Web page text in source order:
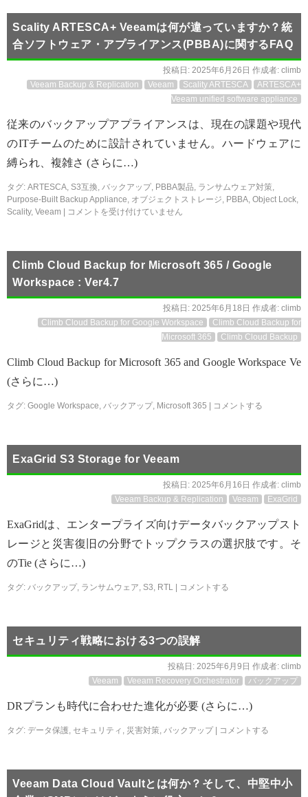
Scality ARTESCA+ Veeamは何が違っていますか？統
合ソフトウェア・アプライアンス(PBBA)に関するFAQ
投稿日: 2025年6月26日 作成者: climb
Veeam Backup & Replication
Veeam Scality ARTESCA
ARTESCA+
Veeam unified software appliance
従来のバックアップアプライアンスは、現在の課題や現代
のITチームのために設計されていません。ハードウェアに
縛られ、複雑さ (さらに…)
タグ: ARTESCA, S3互換, バックアップ, PBBA製品, ランサムウェア対策,
Purpose-Built Backup Appliance, オブジェクトストレージ, PBBA, Object Lock,
Scality, Veeam コメントを受け付けていません
Climb Cloud Backup for Microsoft 365 / Google
Workspace : Ver4.7
投稿日: 2025年6月18日 作成者: climb
Climb Cloud Backup for Google Workspace
Climb Cloud Backup for
Microsoft 365
Climb Cloud Backup
Climb Cloud Backup for Microsoft 365 and Google Workspace Ve
(さらに…)
タグ: Google Workspace, バックアップ, Microsoft 365 コメントする
ExaGrid S3 Storage for Veeam
投稿日: 2025年6月16日 作成者: climb
Veeam Backup & Replication
Veeam ExaGrid
ExaGridは、エンタープライズ向けデータバックアップスト
レージと災害復旧の分野でトップクラスの選択肢です。そ
のTie (さらに…)
タグ: バックアップ, ランサムウェア, S3, RTL コメントする
セキュリティ戦略における3つの誤解
投稿日: 2025年6月9日 作成者: climb
Veeam
Veeam Recovery Orchestrator バックアップ
DRプランも時代に合わせた進化が必要 (さらに…)
タグ: データ保護, セキュリティ , 災害対策, バックアップ コメントする
Veeam Data Cloud Vaultとは何か？そして、中堅中小